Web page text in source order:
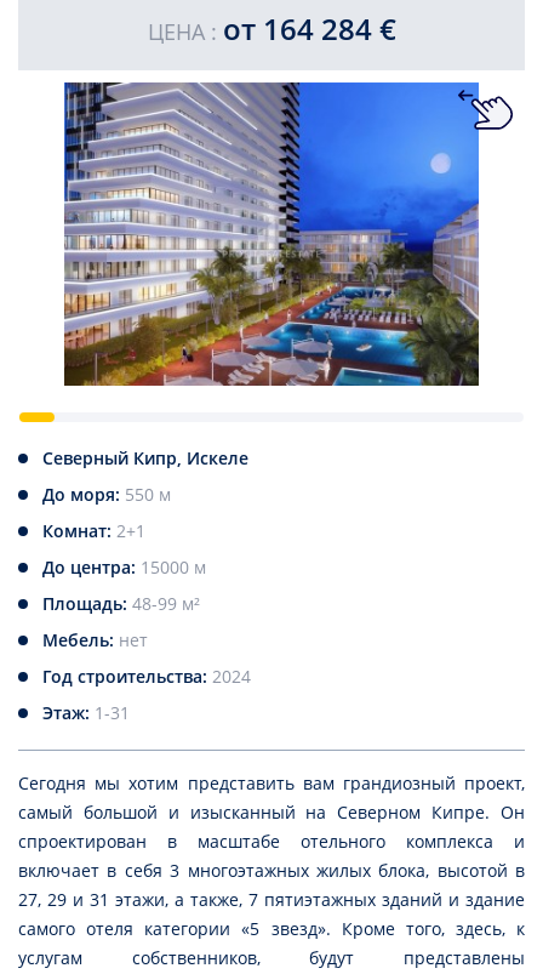
ЦЕНА : от 164 284 €
Северный Кипр, Искеле
До моря: 550 м
Комнат: 2+1
До центра: 15000 м
Площадь: 48-99 м²
Мебель: нет
Год строительства: 2024
Этаж: 1-31
Сегодня мы хотим представить вам грандиозный проект,
самый большой и изысканный на Северном Кипре. Он
спроектирован в масштабе отельного комплекса и
включает в себя 3 многоэтажных жилых блока, высотой в
27, 29 и 31 этажи, а также, 7 пятиэтажных зданий и здание
самого отеля категории «5 звезд». Кроме того, здесь, к
услугам собственников, будут представлены